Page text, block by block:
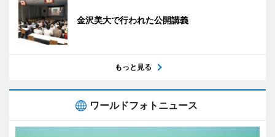
金沢美大で行われた公開講義
もっと見る
ワールドフォトニュース